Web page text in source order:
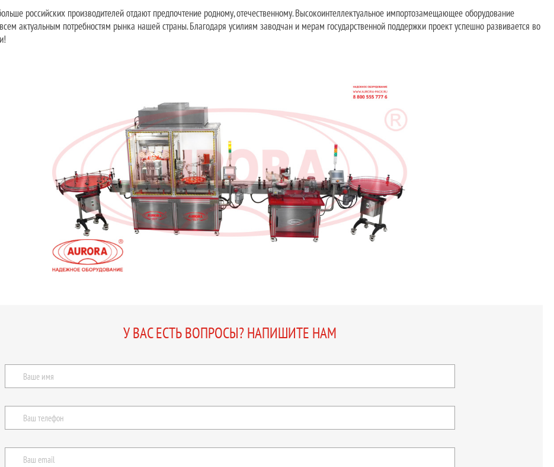
российских производителей отдают предпочтение родному, отечественному. Высокоинтеллектуальное импортозамещающее оборудование
актуальным потребностям рынка нашей страны. Благодаря усилиям заводчан и мерам государственной поддержки проект успешно развивается во
У ВАС ЕСТЬ ВОПРОСЫ? НАПИШИТЕ НАМ